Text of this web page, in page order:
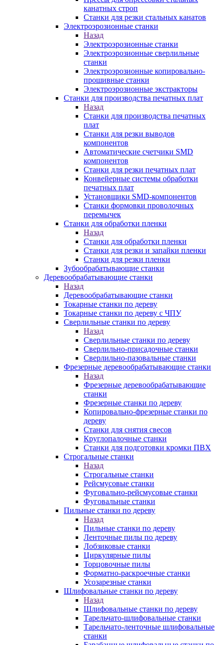
канатных строп
Станки для резки стальных канатов
Электроэрозионные станки
Назад
Электроэрозионные станки
Электроэрозионные сверлильные
станки
Электроэрозионные копировально-
прошивные станки
Электроэрозионные экстракторы
Станки для производства печатных плат
Назад
Станки для производства печатных
плат
Станки для резки выводов
компонентов
Автоматические счетчики SMD
компонентов
Станки для резки печатных плат
Конвейерные системы обработки
печатных плат
Установщики SMD-компонентов
Станки формовки проволочных
перемычек
Станки для обработки пленки
Назад
Станки для обработки пленки
Станки для резки и запайки пленки
Станки для резки пленки
Зубообрабатывающие станки
Деревообрабатывающие станки
Назад
Деревообрабатывающие станки
Токарные станки по дереву
Токарные станки по дереву с ЧПУ
Сверлильные станки по дереву
Назад
Сверлильные станки по дереву
Сверлильно-присадочные станки
Сверлильно-пазовальные станки
Фрезерные деревообрабатывающие станки
Назад
Фрезерные деревообрабатывающие
станки
Фрезерные станки по дереву
Копировально-фрезерные станки по
дереву
Станки для снятия свесов
Круглопалочные станки
Станки для подготовки кромки ПВХ
Строгальные станки
Назад
Строгальные станки
Рейсмусовые станки
Фуговально-рейсмусовые станки
Фуговальные станки
Пильные станки по дереву
Назад
Пильные станки по дереву
Ленточные пилы по дереву
Лобзиковые станки
Циркулярные пилы
Торцовочные пилы
Форматно-раскроечные станки
Усозарезные станки
Шлифовальные станки по дереву
Назад
Шлифовальные станки по дереву
Тарельчато-шлифовальные станки
Тарельчато-ленточные шлифовальные
станки